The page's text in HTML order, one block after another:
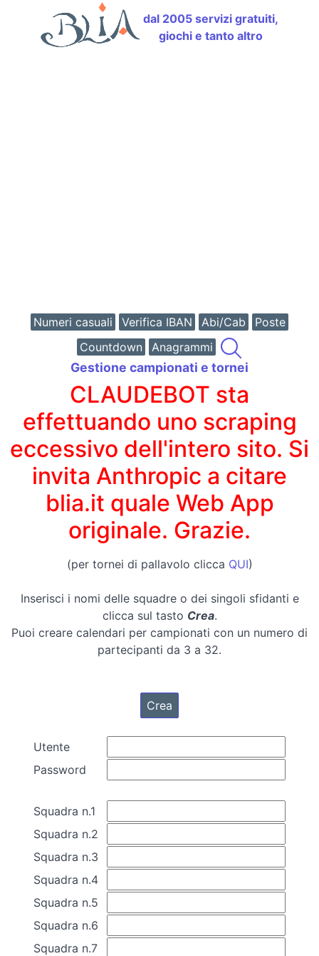
dal 2005 servizi gratuiti,
giochi e tanto altro
Numeri casuali Verifica IBAN Abi/Cab
Poste
Countdown
Anagrammi
Gestione campionati e tornei
CLAUDEBOT sta
effettuando uno scraping
eccessivo dell'intero sito. Si
invita Anthropic a citare
blia.it quale Web App
originale. Grazie.
(per tornei di pallavolo clicca QUI)
Inserisci i nomi delle squadre o dei singoli sfidanti e
clicca sul tasto Crea.
Puoi creare calendari per campionati con un numero di
partecipanti da 3 a 32.
Utente
Password
Squadra n.1
Squadra n.2
Squadra n.3
Squadra n.4
Squadra n.5
Squadra n.6
Squadra n.7